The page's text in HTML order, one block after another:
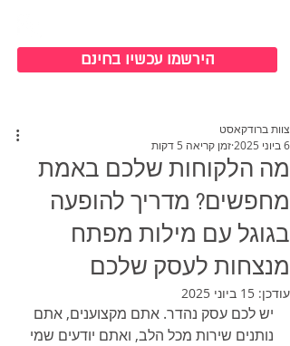
הירשמו עכשיו בחינם
מה הלקוחות שלכם באמת
מחפשים? מדריך להופעה
בגוגל עם מילות מפתח
מנצחות לעסק שלכם
צוות ברודקאסט
6 ביוני 2025
זמן קריאה 5 דקות
עודכן: 15 ביוני 2025
יש לכם עסק נהדר. אתם מקצוענים, אתם
נותנים שירות מכל הלב, ואתם יודעים שמי